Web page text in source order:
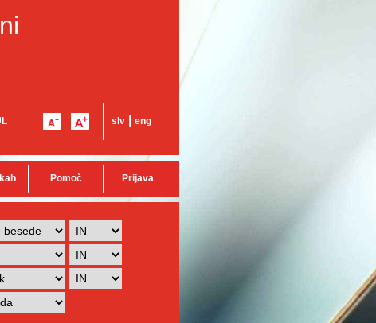
slv eng
Pomoč Prijava